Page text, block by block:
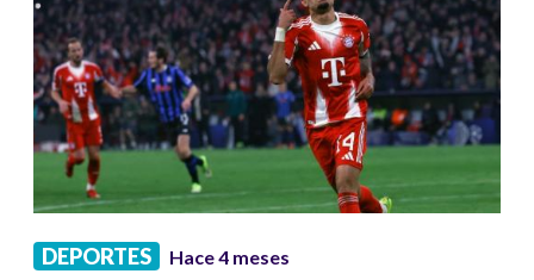
DEPORTES Hace 4 meses